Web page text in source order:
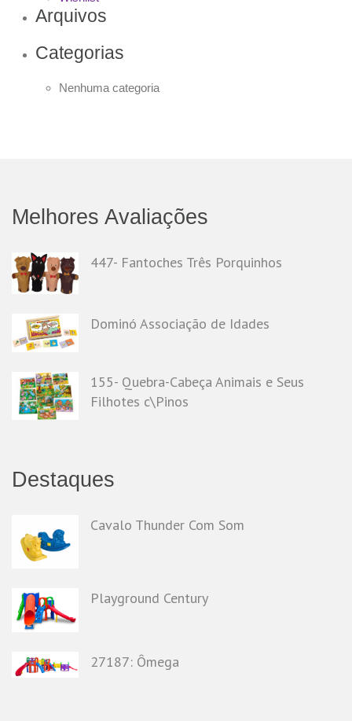
Arquivos
Categorias
Nenhuma categoria
Melhores Avaliações
447- Fantoches Três Porquinhos
Dominó Associação de Idades
155- Quebra-Cabeça Animais e Seus
Filhotes c\Pinos
Destaques
Cavalo Thunder Com Som
Playground Century
27187: Ômega